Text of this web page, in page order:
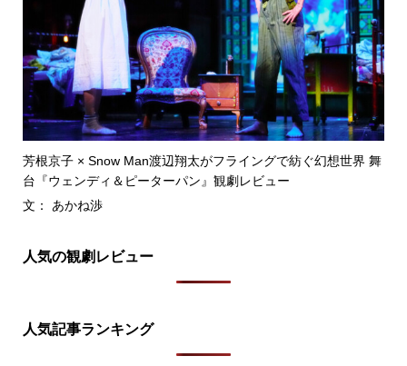
芳根京子 × Snow Man渡辺翔太がフライングで紡ぐ幻想世界 舞
台『ウェンディ＆ピーターパン』観劇レビュー
文： あかね渉
人気の観劇レビュー
人気記事ランキング